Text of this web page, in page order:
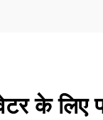
के लिए